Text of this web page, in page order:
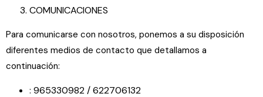
COMUNICACIONES
Para comunicarse con nosotros, ponemos a su disposición
diferentes medios de contacto que detallamos a
continuación:
: 965330982 / 622706132